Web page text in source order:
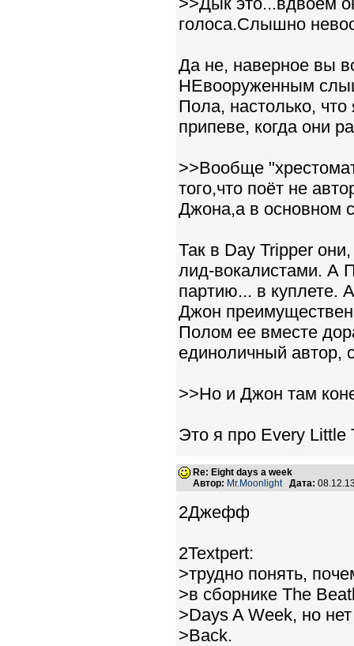
голоса.Слышно
Да не, наверное вы
НЕвооруженным
Пола, настолько,
припеве, когда они
>>Вообще
того,что поёт не
Джона,а в основном
Так в Day Tripper
лид-вокалистами. А
партию... в куплете.
Джон
Полом ее вместе
единоличный
>>Но и Джон там
Это я про Every Little
Re: Eight days a week
Автор: Mr.Moonlight Дата:
2Джефф
2Textpert:
>трудно понять,
>в сборнике The
>Days A Week, но
>Back.